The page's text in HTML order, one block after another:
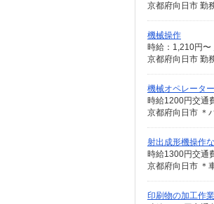
京都府向日市 勤
機械操作
時給：1,210円
京都府向日市 勤
機械オペレータ
時給1200円交通
京都府向日市 ＊
射出成形機操作
時給1300円交通
京都府向日市 ＊
印刷物の加工作業